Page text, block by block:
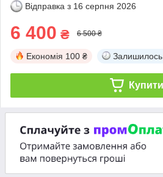
Відправка з 16 серпня 2026
6 400 ₴ 6 500 ₴
Економія 100 ₴ Залишилось
Купити